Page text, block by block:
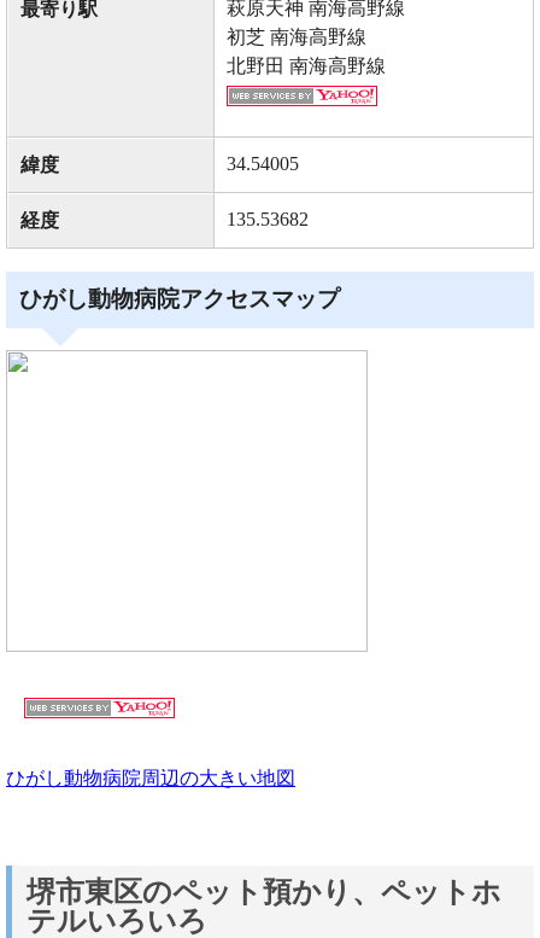
最寄り駅
萩原天神 南海高野線
初芝 南海高野線
北野田 南海高野線
緯度 34.54005
経度 135.53682
ひがし動物病院アクセスマップ
ひがし動物病院周辺の大きい地図
堺市東区のペット預かり、ペットホ
テルいろいろ